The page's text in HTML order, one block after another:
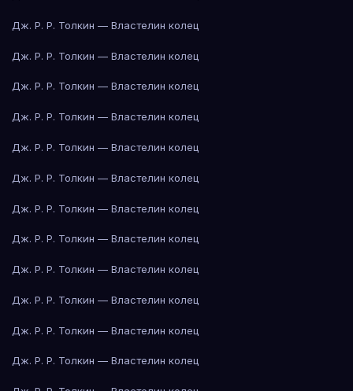
Дж. Р. Р. Толкин — Властелин колец
Дж. Р. Р. Толкин — Властелин колец
Дж. Р. Р. Толкин — Властелин колец
Дж. Р. Р. Толкин — Властелин колец
Дж. Р. Р. Толкин — Властелин колец
Дж. Р. Р. Толкин — Властелин колец
Дж. Р. Р. Толкин — Властелин колец
Дж. Р. Р. Толкин — Властелин колец
Дж. Р. Р. Толкин — Властелин колец
Дж. Р. Р. Толкин — Властелин колец
Дж. Р. Р. Толкин — Властелин колец
Дж. Р. Р. Толкин — Властелин колец